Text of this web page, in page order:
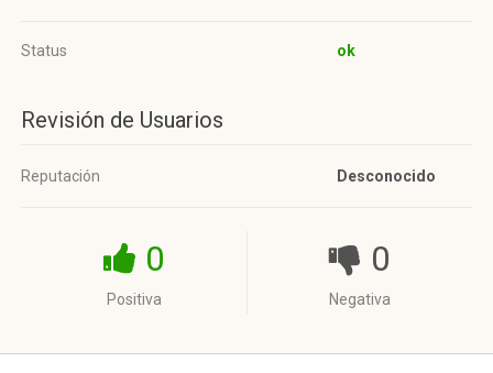
Status ok
Revisión de Usuarios
Reputación Desconocido
0
Positiva
0
Negativa